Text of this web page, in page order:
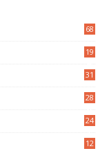
68
19
31
28
24
12